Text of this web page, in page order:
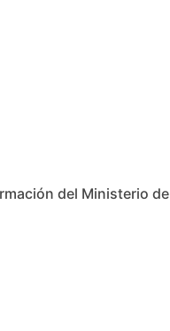
del Ministerio de